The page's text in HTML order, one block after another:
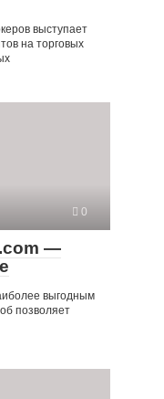
выступает
на торговых
0
—
выгодным
позволяет